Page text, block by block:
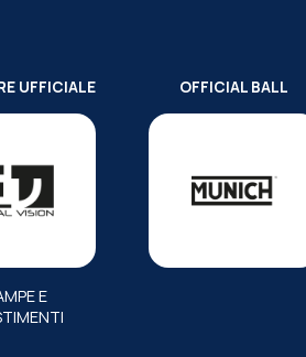
UFFICIALE
E
OFFICIAL BALL